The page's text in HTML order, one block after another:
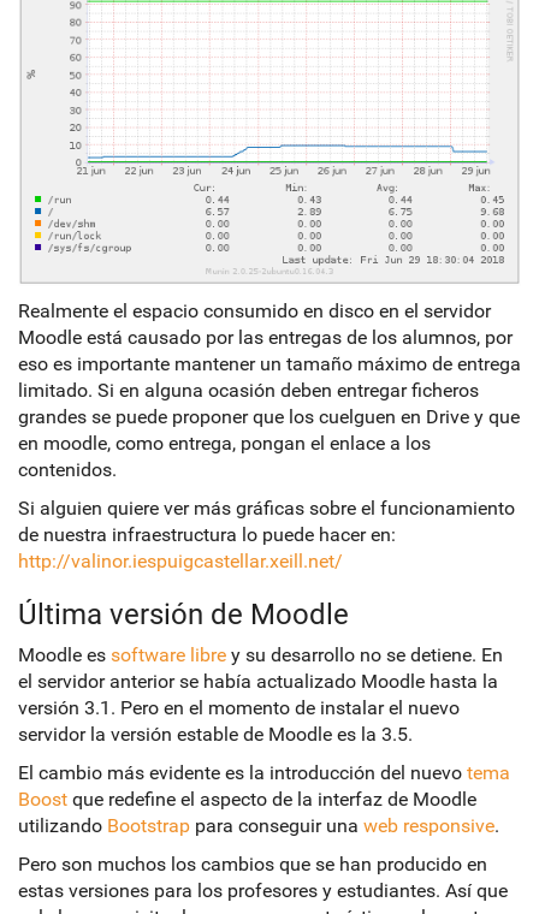
Realmente el espacio consumido en disco en el servidor
Moodle está causado por las entregas de los alumnos, por
eso es importante mantener un tamaño máximo de entrega
limitado. Si en alguna ocasión deben entregar ficheros
grandes se puede proponer que los cuelguen en Drive y que
en moodle, como entrega, pongan el enlace a los
contenidos.
Si alguien quiere ver más gráficas sobre el funcionamiento
de nuestra infraestructura lo puede hacer en:
http://valinor.iespuigcastellar.xeill.net/
Última versión de Moodle
Moodle es software libre y su desarrollo no se detiene. En
el servidor anterior se había actualizado Moodle hasta la
versión 3.1. Pero en el momento de instalar el nuevo
servidor la versión estable de Moodle es la 3.5.
El cambio más evidente es la introducción del nuevo tema
Boost que redefine el aspecto de la interfaz de Moodle
utilizando Bootstrap para conseguir una web responsive.
Pero son muchos los cambios que se han producido en
estas versiones para los profesores y estudiantes. Así que